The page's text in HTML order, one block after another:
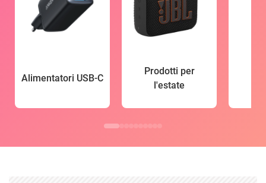
Alimentatori USB-C
Prodotti per
l'estate